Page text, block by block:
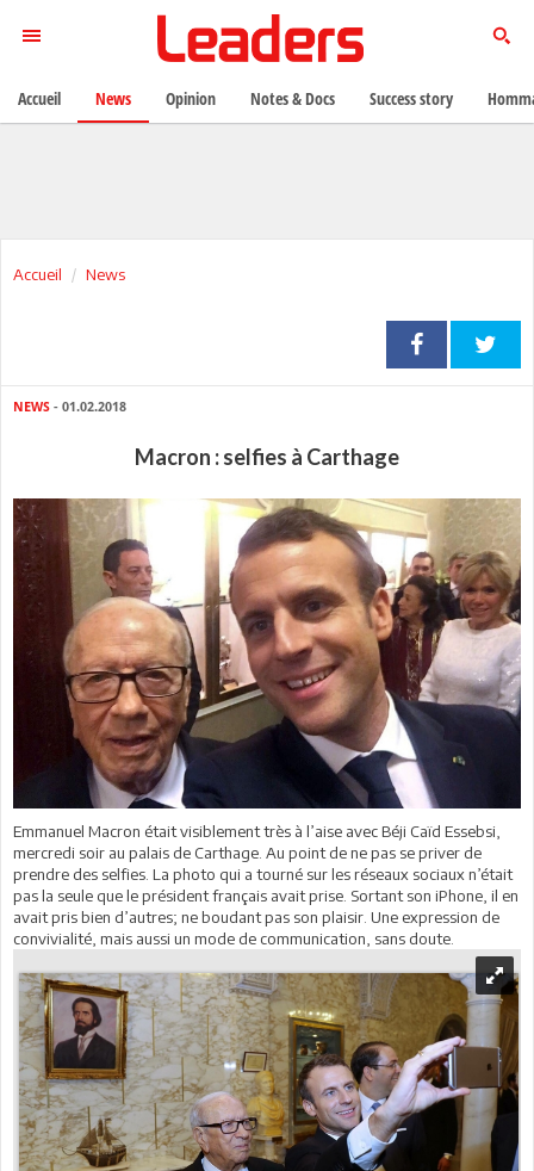
Accueil News
NEWS - 01.02.2018
Macron : selfies à Carthage
Emmanuel Macron était visiblement très à l’aise avec Béji Caïd Essebsi,
mercredi soir au palais de Carthage. Au point de ne pas se priver de
prendre des selfies. La photo qui a tourné sur les réseaux sociaux n’était
pas la seule que le président français avait prise. Sortant son iPhone, il en
avait pris bien d’autres; ne boudant pas son plaisir. Une expression de
convivialité, mais aussi un mode de communication, sans doute.
Accueil News Opinion Notes & Docs Success story